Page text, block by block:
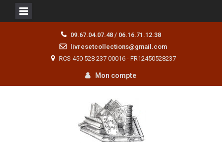
09.67.04.07.48 / 06.16.71.12.38
livresetcollections@gmail.com
RCS 450 528 237 00016 - FR12450528237
Mon compte